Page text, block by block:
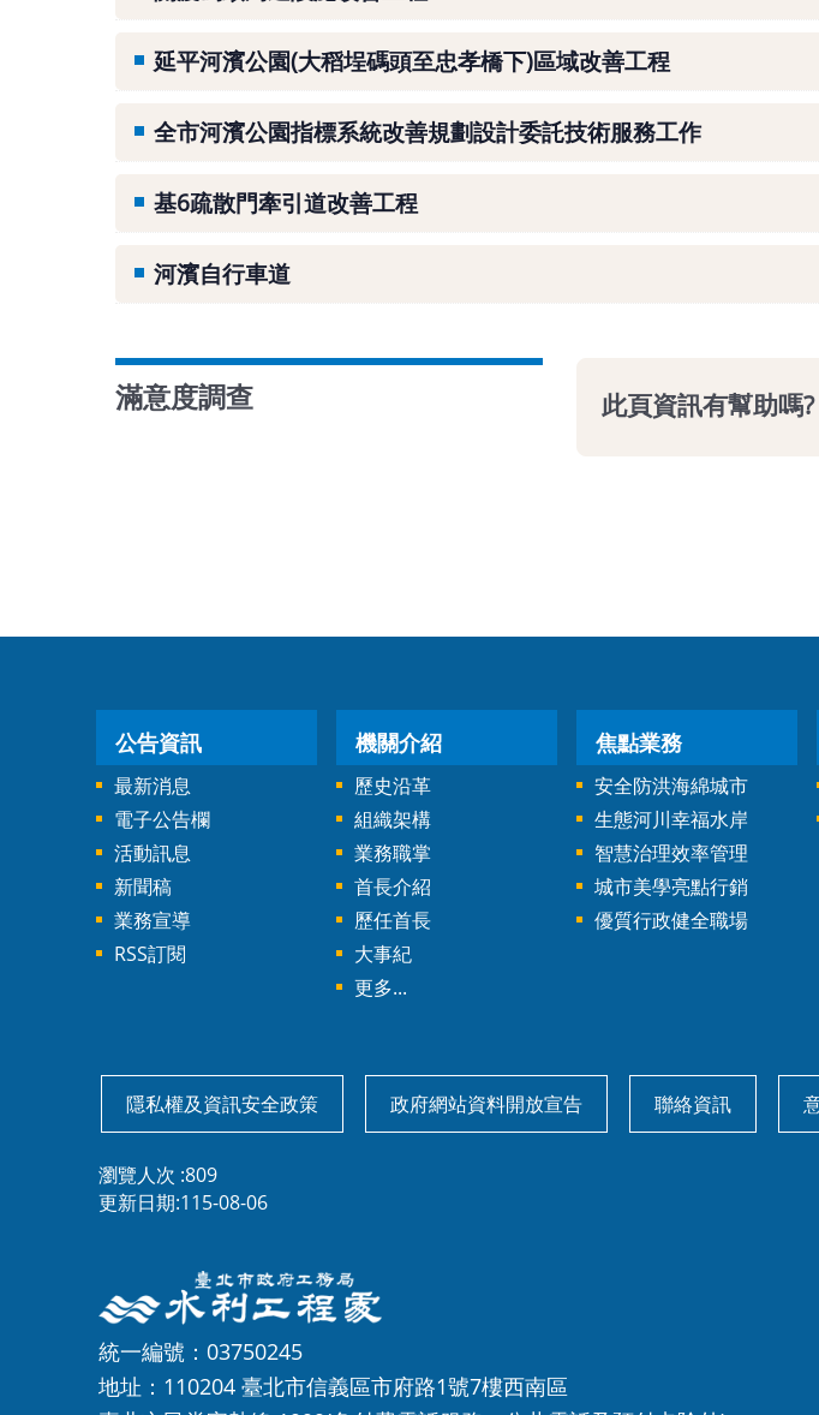
延平河濱公園(大稻埕碼頭至忠孝橋下)區域改善工程
全市河濱公園指標系統改善規劃設計委託技術服務工作
基6疏散門牽引道改善工程
河濱自行車道
滿意度調查 此頁資訊有幫助嗎?
公告資訊
最新消息
電子公告欄
活動訊息
新聞稿
業務宣導
RSS訂閱
機關介紹
歷史沿革
組織架構
業務職掌
首長介紹
歷任首長
大事紀
更多...
焦點業務
安全防洪海綿城市
生態河川幸福水岸
智慧治理效率管理
城市美學亮點行銷
優質行政健全職場
隱私權及資訊安全政策 政府網站資料開放宣告 聯絡資訊
瀏覽人次 809
更新日期 115-08-06
統一編號：03750245
地址：110204 臺北市信義區市府路1號7樓西南區